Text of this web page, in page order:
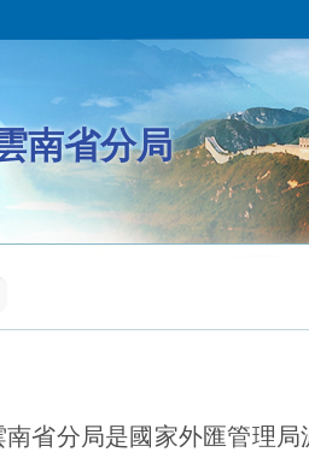
南省分局
南省分局是國家外匯管理